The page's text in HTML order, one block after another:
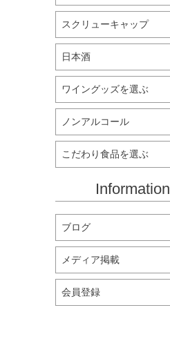
スクリューキャップ
日本酒
ワイングッズを選ぶ
ノンアルコール
こだわり食品を選ぶ
Information
ブログ
メディア掲載
会員登録